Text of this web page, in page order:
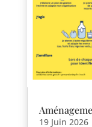
19 Juin 2026